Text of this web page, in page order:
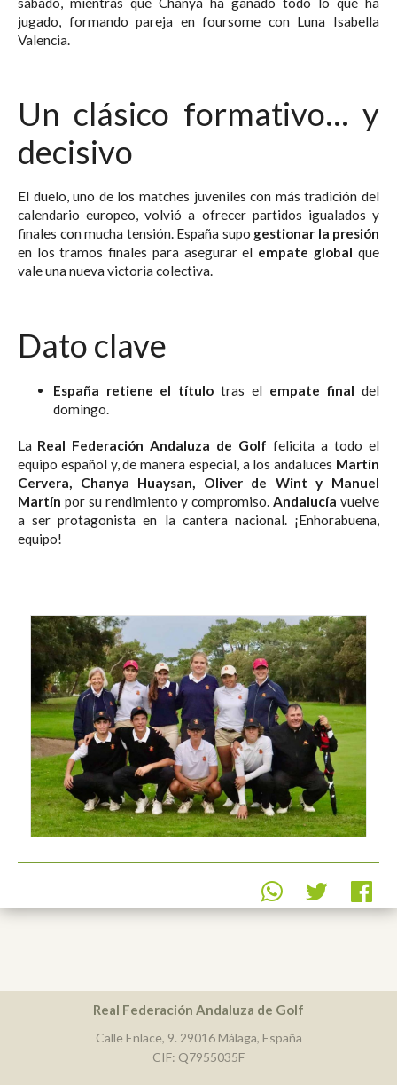
jugado, formando pareja en foursome con Luna Isabella
Valencia.
Un clásico formativo… y
decisivo
El duelo, uno de los matches juveniles con más tradición del
calendario europeo, volvió a ofrecer partidos igualados y
finales con mucha tensión. España supo gestionar la presión
en los tramos finales para asegurar el empate global que
vale una nueva victoria colectiva.
Dato clave
España retiene el título tras el empate final del
domingo.
La Real Federación Andaluza de Golf felicita a todo el
equipo español y, de manera especial, a los andaluces Martín
Cervera, Chanya Huaysan, Oliver de Wint y Manuel
Martín por su rendimiento y compromiso. Andalucía vuelve
a ser protagonista en la cantera nacional. ¡Enhorabuena,
equipo!
Real Federación Andaluza de Golf
Calle Enlace, 9. 29016 Málaga, España
CIF: Q7955035F